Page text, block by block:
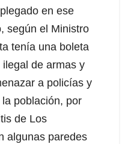
en ese
según el Ministro
tenía una boleta
de armas y
a policías y
población, por
de Los
algunas paredes